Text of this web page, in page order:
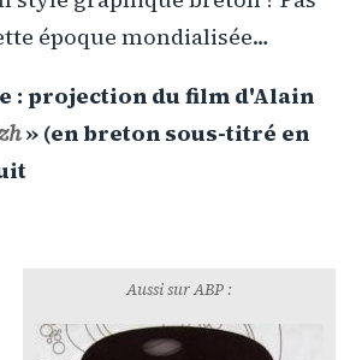
époque mondialisée…
: projection du film d'Alain
» (en breton sous-titré en
Aussi sur ABP :